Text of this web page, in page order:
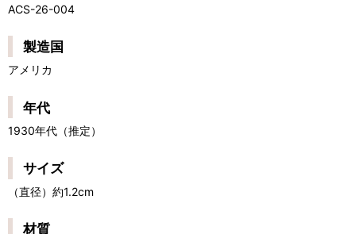
ACS-26-004
製造国
アメリカ
年代
1930年代（推定）
サイズ
（直径）約1.2cm
材質